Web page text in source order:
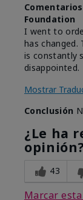
Foundation
I went to
has
is constantly
disappointed.
Mostrar
Conclusión
¿Le ha
43
Marcar